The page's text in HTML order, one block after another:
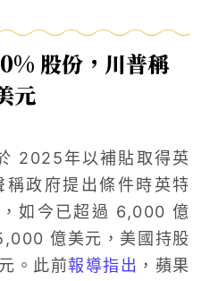
股份，川普稱
元
2025年以補貼取得英
政府提出條件時英特
如今已超過 6,000 億
億美元，美國持股
。此前報導指出 ，蘋果